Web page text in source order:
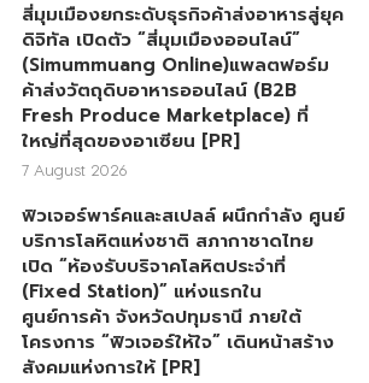
สี่มุมเมืองยกระดับธุรกิจค้าส่งอาหารสู่ยุค
ดิจิทัล เปิดตัว “สี่มุมเมืองออนไลน์”
(Simummuang Online)แพลตฟอร์ม
ค้าส่งวัตถุดิบอาหารออนไลน์ (B2B
Fresh Produce Marketplace) ที่
ใหญ่ที่สุดของอาเซียน [PR]
7 August 2026
ฟิวเจอร์พาร์คและสเปลล์ ผนึกกำลัง ศูนย์
บริการโลหิตแห่งชาติ สภากาชาดไทย
เปิด “ห้องรับบริจาคโลหิตประจำที่
(Fixed Station)” แห่งแรกใน
ศูนย์การค้า จังหวัดปทุมธานี ภายใต้
โครงการ “ฟิวเจอร์ให้ใจ” เดินหน้าสร้าง
สังคมแห่งการให้ [PR]